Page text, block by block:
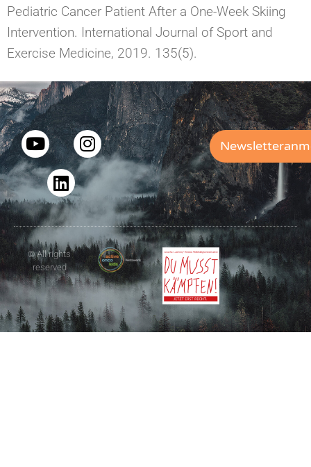
Pediatric Cancer Patient After a One-Week Skiing
Intervention. International Journal of Sport and
Exercise Medicine, 2019. 135(5).
© All rights
reserved